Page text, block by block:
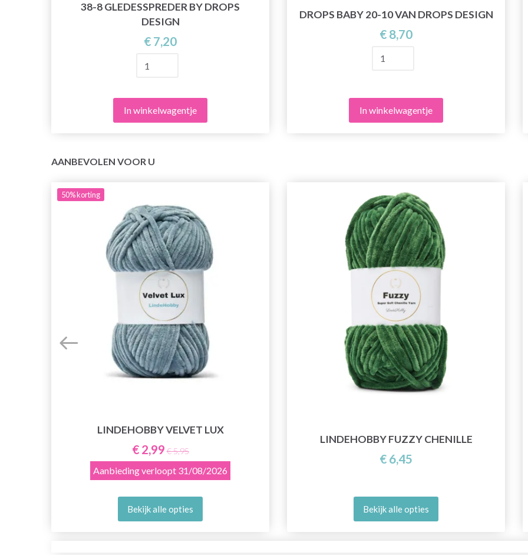
38-8 GLEDESSPREDER BY DROPS
DESIGN
€ 7,20
In winkelwagentje
DROPS BABY 20-10 VAN DROPS DESIGN
€ 8,70
In winkelwagentje
AANBEVOLEN VOOR U
50%korting
LINDEHOBBY VELVET LUX
€ 2,99 € 5,95
Aanbieding verloopt 31/08/2026
Bekijk alle opties
LINDEHOBBY FUZZY CHENILLE
€ 6,45
Bekijk alle opties